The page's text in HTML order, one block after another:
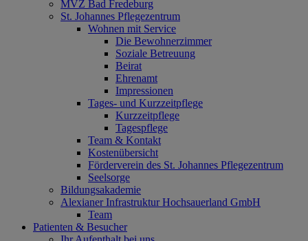
MVZ Bad Fredeburg
St. Johannes Pflegezentrum
Wohnen mit Service
Die Bewohnerzimmer
Soziale Betreuung
Beirat
Ehrenamt
Impressionen
Tages- und Kurzzeitpflege
Kurzzeitpflege
Tagespflege
Team & Kontakt
Kostenübersicht
Förderverein des St. Johannes Pflegezentrum
Seelsorge
Bildungsakademie
Alexianer Infrastruktur Hochsauerland GmbH
Team
Patienten & Besucher